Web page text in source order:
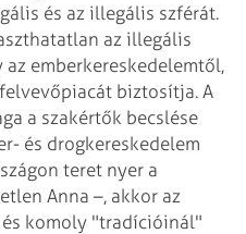
és az illegális szférát.
az illegális
emberkereskedelemtől,
biztosítja. A
a szakértők becslése
és drogkereskedelem
teret nyer a
Anna –, akkor az
komoly "tradícióinál"